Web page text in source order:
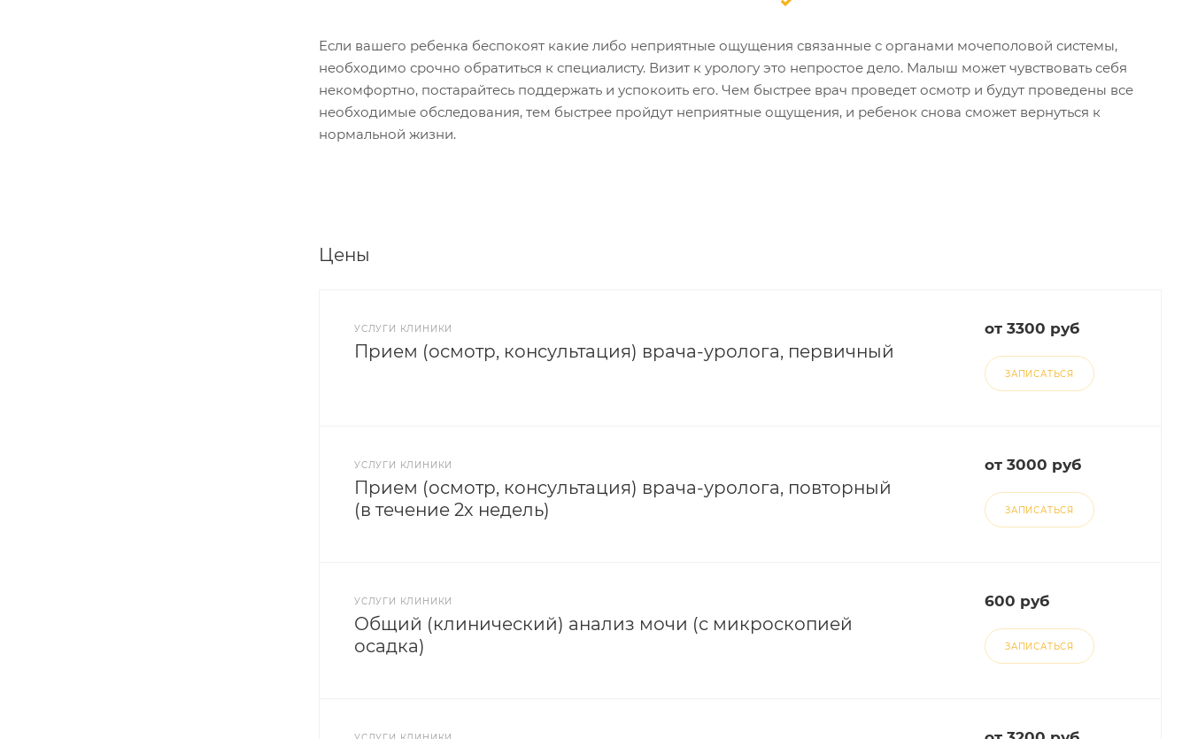
Если вашего ребенка беспокоят какие либо неприятные ощущения связанные с органами мочеполовой системы,
необходимо срочно обратиться к специалисту. Визит к урологу это непростое дело. Малыш может чувствовать себя
некомфортно, постарайтесь поддержать и успокоить его. Чем быстрее врач проведет осмотр и будут проведены все
необходимые обследования, тем быстрее пройдут неприятные ощущения, и ребенок снова сможет вернуться к
нормальной жизни.
Цены
УСЛУГИ КЛИНИКИ
Прием (осмотр, консультация) врача-уролога, первичный
от 3300 руб
ЗАПИСАТЬСЯ
УСЛУГИ КЛИНИКИ
Прием (осмотр, консультация) врача-уролога, повторный
(в течение 2х недель)
от 3000 руб
ЗАПИСАТЬСЯ
УСЛУГИ КЛИНИКИ
Общий (клинический) анализ мочи (с микроскопией
осадка)
600 руб
ЗАПИСАТЬСЯ